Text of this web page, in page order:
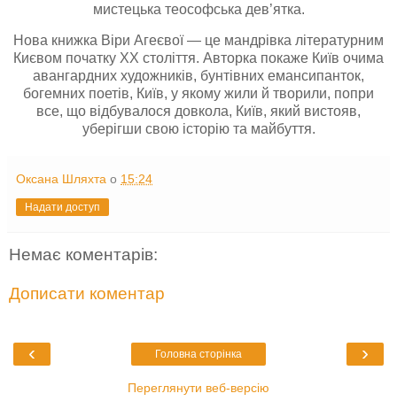
мистецька теософська дев’ятка.
Нова книжка Віри Агеєвої — це мандрівка літературним
Києвом початку ХХ століття. Авторка покаже Київ очима
авангардних художників, бунтівних емансипанток,
богемних поетів, Київ, у якому жили й творили, попри
все, що відбувалося довкола, Київ, який вистояв,
уберігши свою історію та майбуття.
Оксана Шляхта о 15:24
Надати доступ
Немає коментарів:
Дописати коментар
‹ ›
Головна сторінка
Переглянути веб-версію